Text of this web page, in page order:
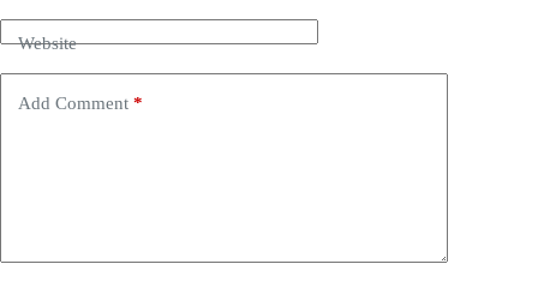
Website
Add Comment *